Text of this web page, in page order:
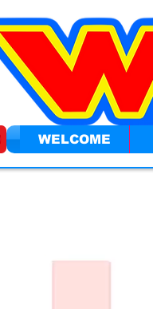
WELCOME